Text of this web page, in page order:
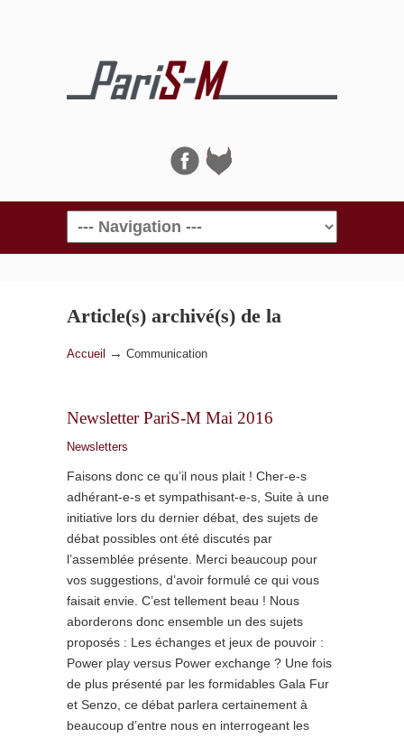
Navigation
Article(s) archivé(s) de la
catégorieCommunication
Accueil → Communication
Newsletter PariS-M Mai 2016
Newsletters
Faisons donc ce qu’il nous plait ! Cher-e-s
adhérant-e-s et sympathisant-e-s, Suite à une
initiative lors du dernier débat, des sujets de
débat possibles ont été discutés par
l’assemblée présente. Merci beaucoup pour
vos suggestions, d’avoir formulé ce qui vous
faisait envie. C’est tellement beau ! Nous
aborderons donc ensemble un des sujets
proposés : Les échanges et jeux de pouvoir :
Power play versus Power exchange ? Une fois
de plus présenté par les formidables Gala Fur
et Senzo, ce débat parlera certainement à
beaucoup d’entre nous en interrogeant les